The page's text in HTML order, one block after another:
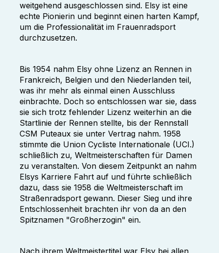
weitgehend ausgeschlossen sind. Elsy ist eine
echte Pionierin und beginnt einen harten Kampf,
um die Professionalität im Frauenradsport
durchzusetzen.
Bis 1954 nahm Elsy ohne Lizenz an Rennen in
Frankreich, Belgien und den Niederlanden teil,
was ihr mehr als einmal einen Ausschluss
einbrachte. Doch so entschlossen war sie, dass
sie sich trotz fehlender Lizenz weiterhin an die
Startlinie der Rennen stellte, bis der Rennstall
CSM Puteaux sie unter Vertrag nahm. 1958
stimmte die Union Cycliste Internationale (UCI.)
schließlich zu, Weltmeisterschaften für Damen
zu veranstalten. Von diesem Zeitpunkt an nahm
Elsys Karriere Fahrt auf und führte schließlich
dazu, dass sie 1958 die Weltmeisterschaft im
Straßenradsport gewann. Dieser Sieg und ihre
Entschlossenheit brachten ihr von da an den
Spitznamen "Großherzogin" ein.
Nach ihrem Weltmeistertitel war Elsy bei allen